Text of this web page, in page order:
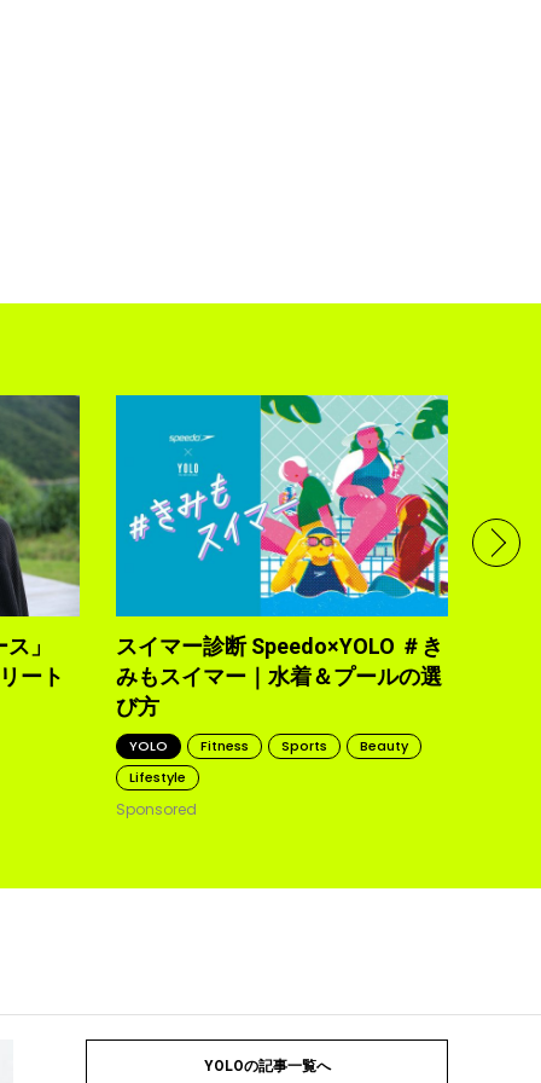
」
ート
スイマー診断 Speedo×YOLO ＃き
みもスイマー｜水着＆プールの選
び方
YOLO Fitness Sports
Beauty
Lifestyle
Sponsored
で完
トレ
YOLOの記事一覧へ